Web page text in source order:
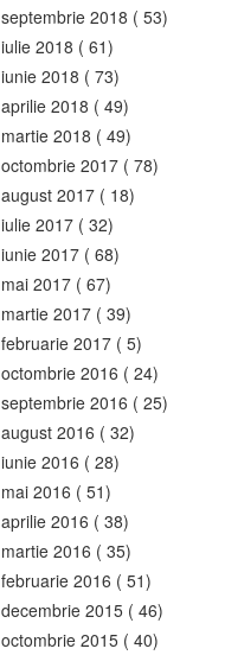
septembrie 2018 ( 53)
iulie 2018 ( 61)
iunie 2018 ( 73)
aprilie 2018 ( 49)
martie 2018 ( 49)
octombrie 2017( 78)
august 2017( 18)
iulie 2017( 32)
iunie 2017( 68)
mai 2017( 67)
martie 2017( 39)
februarie 2017( 5)
octombrie 2016 ( 24)
septembrie 2016 ( 25)
august 2016 ( 32)
iunie 2016 ( 28)
mai 2016 ( 51)
aprilie 2016 ( 38)
martie 2016 ( 35)
februarie 2016 ( 51)
decembrie 2015( 46)
octombrie 2015( 40)